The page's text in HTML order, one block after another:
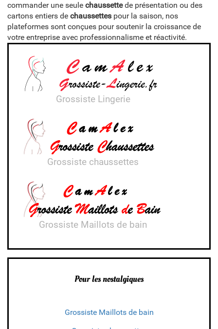
commander une seule chaussettede présentation ou des
cartons entiers de chaussettes pour la saison, nos
plateformes sont conçues pour soutenir la croissance de
votre entreprise avec professionnalisme et réactivité.
Grossiste Lingerie
Grossiste chaussettes
Grossiste Maillots de bain
Pour les nostalgiques
Grossiste Maillots de bain